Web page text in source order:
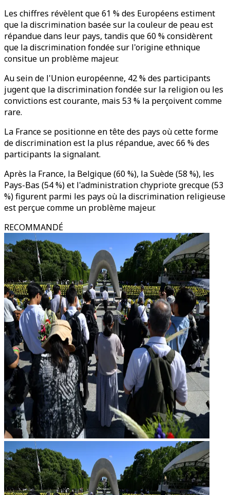
Les chiffres révèlent que 61 % des Européens estiment
que la discrimination basée sur la couleur de peau est
répandue dans leur pays, tandis que 60 % considèrent
que la discrimination fondée sur l'origine ethnique
consitue un problème majeur.
Au sein de l'Union européenne, 42 % des participants
jugent que la discrimination fondée sur la religion ou les
convictions est courante, mais 53 % la perçoivent comme
rare.
La France se positionne en tête des pays où cette forme
de discrimination est la plus répandue, avec 66 % des
participants la signalant.
Après la France, la Belgique (60 %), la Suède (58 %), les
Pays-Bas (54 %) et l'administration chypriote grecque (53
%) figurent parmi les pays où la discrimination religieuse
est perçue comme un problème majeur.
RECOMMANDÉ